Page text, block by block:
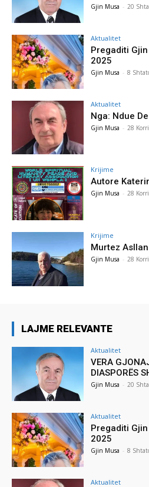
Gjin Musa - 20
Aktualitet
Pregaditi
2025
Gjin Musa - 8
Aktualitet
Nga: Ndue
Gjin Musa - 28
Krijime
Autore
Gjin Musa - 28
Krijime
Murtez
Gjin Musa - 28
LAJME RELEVANTE
Aktualitet
VERA
DIASPORËS
Gjin Musa - 20
Aktualitet
Pregaditi
2025
Gjin Musa - 8
Aktualitet